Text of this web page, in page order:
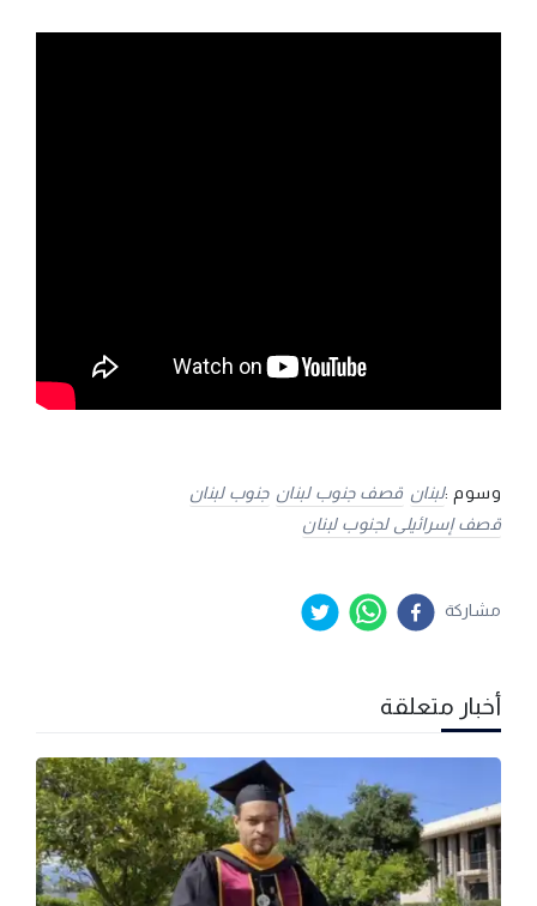
وسوم :لبنان قصف جنوب لبنان جنوب لبنان
قصف إسرائيلى لجنوب لبنان
مشاركة
أخبار متعلقة